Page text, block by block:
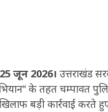
जून 2026। उत्तराखंड
के तहत चम्पावत
बड़ी कार्रवाई करते